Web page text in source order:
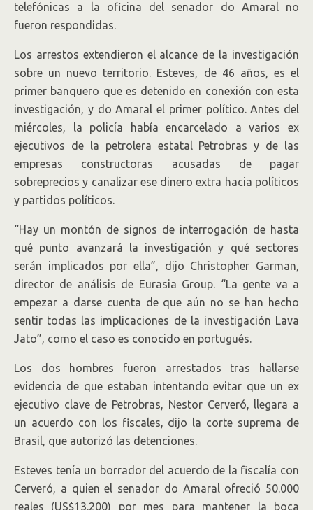
telefónicas a la oficina del senador do Amaral no
fueron respondidas.
Los arrestos extendieron el alcance de la investigación
sobre un nuevo territorio. Esteves, de 46 años, es el
primer banquero que es detenido en conexión con esta
investigación, y do Amaral el primer político. Antes del
miércoles, la policía había encarcelado a varios ex
ejecutivos de la petrolera estatal Petrobras y de las
empresas constructoras acusadas de pagar
sobreprecios y canalizar ese dinero extra hacia políticos
y partidos políticos.
“Hay un montón de signos de interrogación de hasta
qué punto avanzará la investigación y qué sectores
serán implicados por ella”, dijo Christopher Garman,
director de análisis de Eurasia Group. “La gente va a
empezar a darse cuenta de que aún no se han hecho
sentir todas las implicaciones de la investigación Lava
Jato”, como el caso es conocido en portugués.
Los dos hombres fueron arrestados tras hallarse
evidencia de que estaban intentando evitar que un ex
ejecutivo clave de Petrobras, Nestor Cerveró, llegara a
un acuerdo con los fiscales, dijo la corte suprema de
Brasil, que autorizó las detenciones.
Esteves tenía un borrador del acuerdo de la fiscalía con
Cerveró, a quien el senador do Amaral ofreció 50.000
reales (US$13.200) por mes para mantener la boca